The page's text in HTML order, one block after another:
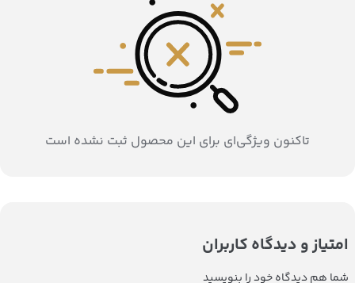
تاکنون ویژگی‌ای برای این محصول ثبت نشده است
امتیاز و دیدگاه کاربران
شما هم دیدگاه خود را بنویسید